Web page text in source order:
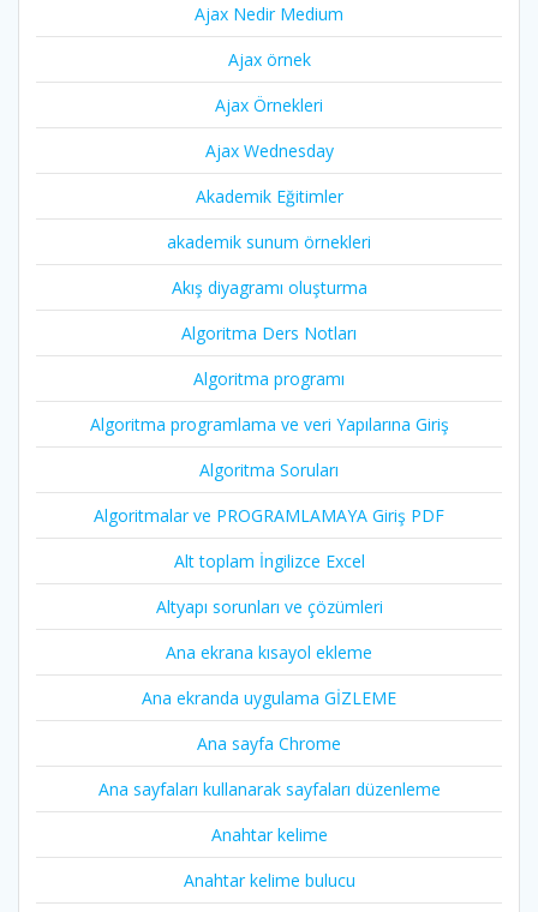
Ajax Nedir Medium
Ajax örnek
Ajax Örnekleri
Ajax Wednesday
Akademik Eğitimler
akademik sunum örnekleri
Akış diyagramı oluşturma
Algoritma Ders Notları
Algoritma programı
Algoritma programlama ve veri Yapılarına Giriş
Algoritma Soruları
Algoritmalar ve PROGRAMLAMAYA Giriş PDF
Alt toplam İngilizce Excel
Altyapı sorunları ve çözümleri
Ana ekrana kısayol ekleme
Ana ekranda uygulama GİZLEME
Ana sayfa Chrome
Ana sayfaları kullanarak sayfaları düzenleme
Anahtar kelime
Anahtar kelime bulucu